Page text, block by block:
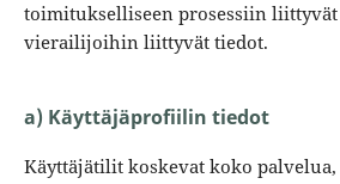
toimitukselliseen prosessiin
vierailijoihin liittyvät tiedot.
a) Käyttäjäprofiilin tiedot
Käyttäjätilit koskevat koko